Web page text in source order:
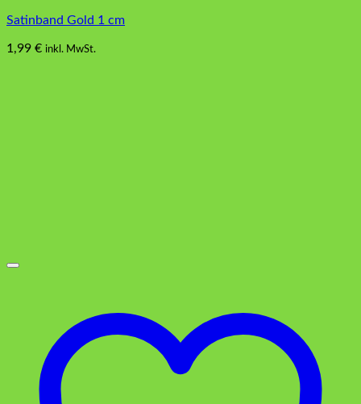
Satinband Gold 1 cm
1,99 € inkl. MwSt.